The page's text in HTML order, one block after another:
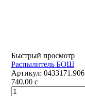
Быстрый просмотр
Распылитель БОШ
Артикул: 0433171.906
740,00 c